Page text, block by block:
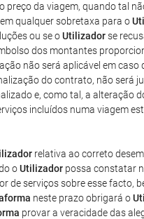
preço da viagem, quando tal
qualquer sobretaxa para o
ou se oUtilizadorse
dos montantes
não será aplicável em
do contrato, não será
e, como tal, a alteração
incluídos numa viagem
relativa ao correto
oUtilizador possa constatar
de serviços sobre esse facto,
neste prazo obrigará o
provar a veracidade das